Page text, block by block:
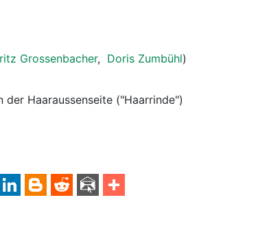
Grossenbacher, Doris Zumbühl)
der Haaraussenseite ("Haarrinde")